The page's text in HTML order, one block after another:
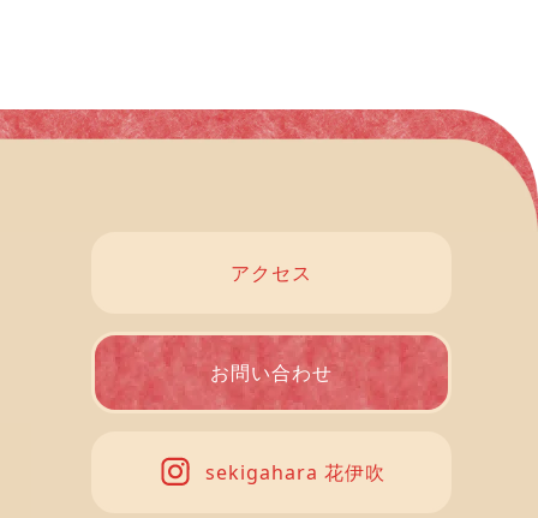
アクセス
お問い合わせ
sekigahara 花伊吹